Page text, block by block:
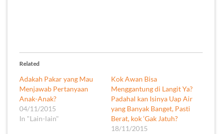
Related
Adakah Pakar yang Mau
Menjawab Pertanyaan
Anak-Anak?
04/11/2015
In "Lain-lain"
Kok Awan Bisa
Menggantung di Langit Ya?
Padahal kan Isinya Uap Air
yang Banyak Banget, Pasti
Berat, kok ‘Gak Jatuh?
18/11/2015